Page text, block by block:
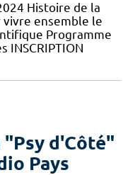
Histoire de la
vivre ensemble le
Programme
"Psy d'Côté"
Pays